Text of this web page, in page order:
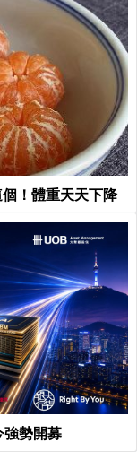
！體重天天下降
強勢開募